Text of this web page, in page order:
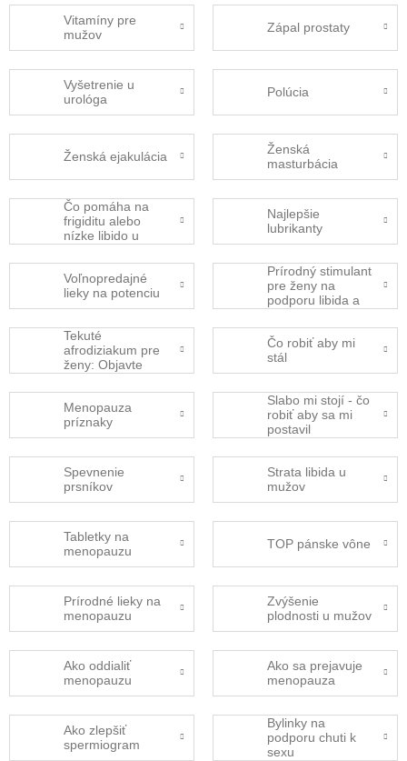
Vitamíny pre
mužov
Zápal prostaty
Vyšetrenie u
urológa
Polúcia
Ženská ejakulácia
Ženská
masturbácia
Čo pomáha na
frigiditu alebo
nízke libido u
Najlepšie
lubrikanty
Voľnopredajné
lieky na potenciu
Prírodný stimulant
pre ženy na
podporu libida a
Tekuté
afrodiziakum pre
ženy: Objavte
Čo robiť aby mi
stál
Menopauza
príznaky
Slabo mi stojí - čo
robiť aby sa mi
postavil
Spevnenie
prsníkov
Strata libida u
mužov
Tabletky na
menopauzu
TOP pánske vône
Prírodné lieky na
menopauzu
Zvýšenie
plodnosti u mužov
Ako oddialiť
menopauzu
Ako sa prejavuje
menopauza
Ako zlepšiť
spermiogram
Bylinky na
podporu chuti k
sexu